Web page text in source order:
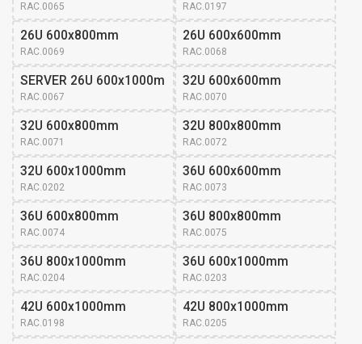
RAC.0065 RAC.0197
26U 600x800mm
RAC.0069
26U 600x600mm
RAC.0068
SERVER 26U 600x1000m
RAC.0067
32U 600x600mm
RAC.0070
32U 600x800mm
RAC.0071
32U 800x800mm
RAC.0072
32U 600x1000mm
RAC.0202
36U 600x600mm
RAC.0073
36U 600x800mm
RAC.0074
36U 800x800mm
RAC.0075
36U 800x1000mm
RAC.0204
36U 600x1000mm
RAC.0203
42U 600x1000mm
RAC.0198
42U 800x1000mm
RAC.0205